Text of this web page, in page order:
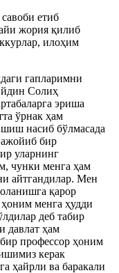
етиб
жория қилиб
илоҳим
гапларимни
Солиҳ
эриша
ўрнак ҳам
насиб бўлмасада
бир
уларнинг
чунки менга ҳам
айтгандилар. Мен
қарор
менга ҳудди
деб табир
давлат ҳам
профессор ҳоним
керак
ҳайрли ва баракали